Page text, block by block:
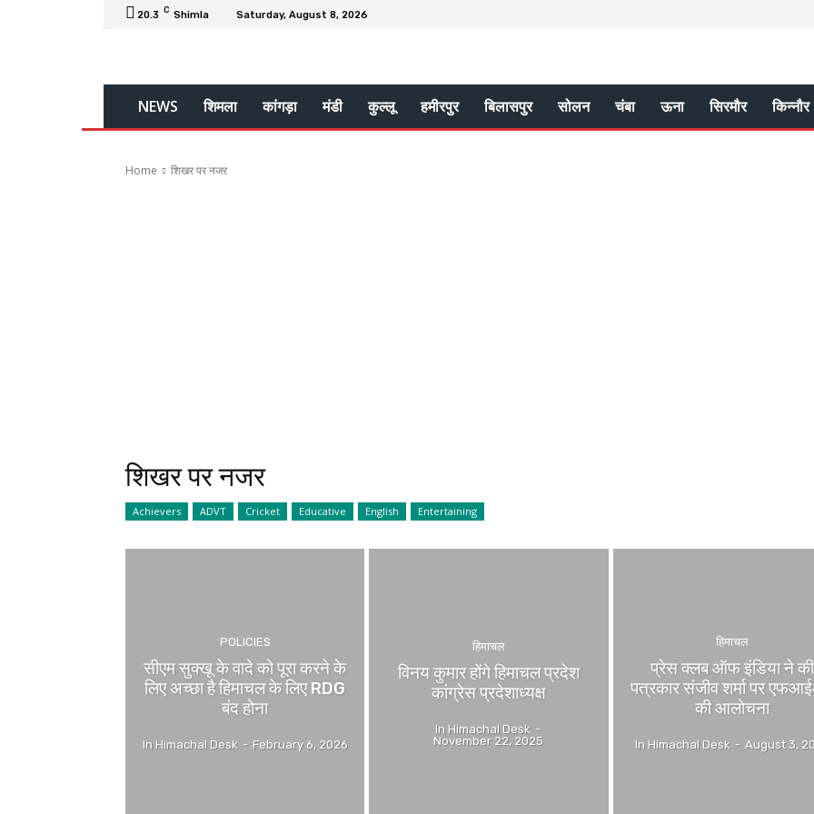
20.3 C Shimla Saturday, August 8, 2026
NEWS शिमला कांगड़ा मंडी कुल्लू हमीरपुर बिलासपुर सोलन चंबा ऊना सिरमौर किन्नौर
Home शिखर पर नजर
शिखर पर नजर
Achievers ADVT Cricket Educative English Entertaining
POLICIES
सीएम सुक्खू के वादे को पूरा करने के
लिए अच्छा है हिमाचल के लिए RDG
बंद होना
In Himachal Desk - February 6, 2026
हिमाचल
विनय कुमार होंगे हिमाचल प्रदेश
कांग्रेस प्रदेशाध्यक्ष
In Himachal Desk -
November 22, 2025
हिमाचल
प्रेस क्लब ऑफ इंडिया ने की
पत्रकार संजीव शर्मा पर
की आलोचना
In Himachal Desk - August 3,